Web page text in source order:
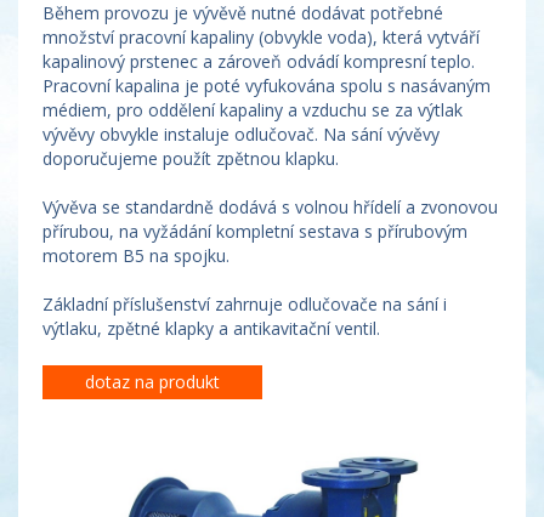
Během provozu je vývěvě nutné dodávat potřebné
množství pracovní kapaliny (obvykle voda), která vytváří
kapalinový prstenec a zároveň odvádí kompresní teplo.
Pracovní kapalina je poté vyfukována spolu s nasávaným
médiem, pro oddělení kapaliny a vzduchu se za výtlak
vývěvy obvykle instaluje odlučovač. Na sání vývěvy
doporučujeme použít zpětnou klapku.
Vývěva se standardně dodává s volnou hřídelí a zvonovou
přírubou, na vyžádání kompletní sestava s přírubovým
motorem B5 na spojku.
Základní příslušenství zahrnuje odlučovače na sání i
výtlaku, zpětné klapky a antikavitační ventil.
dotaz na produkt